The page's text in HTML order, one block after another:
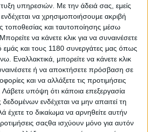
υπηρεσιών. Με την άδειά σας, εμείς
να χρησιμοποιήσουμε ακριβή
τοποθεσίας και ταυτοποίησης μέσω
να κάνετε κλικ για να συναινέσετε
εμάς και τους 1180 συνεργάτες μας όπως
Εναλλακτικά, μπορείτε να κάνετε κλικ
ή να αποκτήσετε πρόσβαση σε
και να αλλάξετε τις προτιμήσεις
Λάβετε υπόψη ότι κάποια επεξεργασία
ενδέχεται να μην απαιτεί τη
έχετε το δικαίωμα να αρνηθείτε αυτήν
σαςθα ισχύουν μόνο για αυτόν